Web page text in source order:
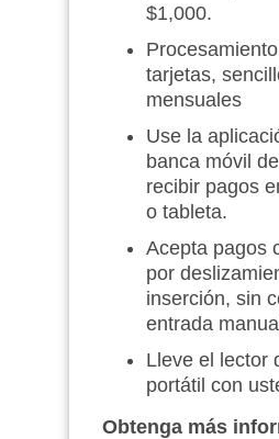
$1,000.
tarjetas,
mensuales
Use la
banca móvil
recibir pagos
o tableta.
Acepta pagos
por
inserción, sin
entrada
Lleve el lector
portátil con
Obtenga más